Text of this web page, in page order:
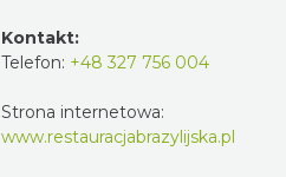
Kontakt:
Telefon: +48 327 756 004
Strona internetowa:
www.restauracjabrazylijska.pl